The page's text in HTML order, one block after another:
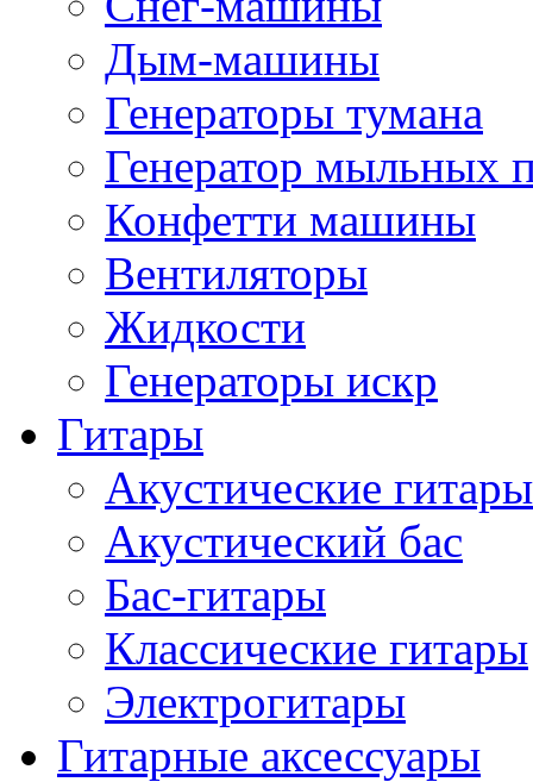
Дым-машины
Генераторы тумана
Генератор мыльных
Конфетти машины
Вентиляторы
Жидкости
Генераторы искр
Гитары
Акустические гитары
Акустический бас
Бас-гитары
Классические гитары
Электрогитары
Гитарные аксессуары